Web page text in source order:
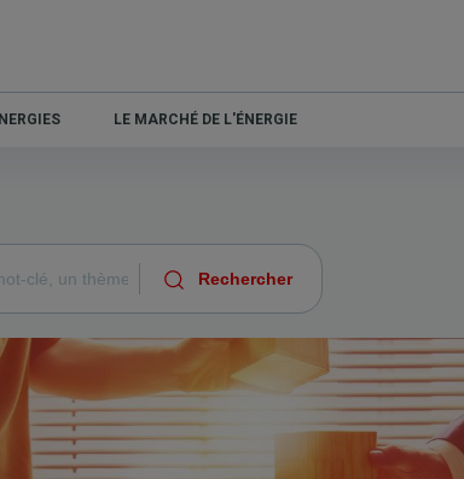
LE MARCHÉ DE L'ÉNERGIE